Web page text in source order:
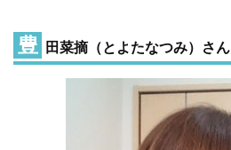
豊 田菜摘（とよたなつみ）さ